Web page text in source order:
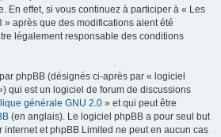
En effet, si vous continuez à participer à « Les
après que des modifications aient été
légalement responsable des conditions
phpBB (désignés ci-après par « logiciel
qui est un logiciel de forum de discussions
générale GNU 2.0 » et qui peut être
(en anglais). Le logiciel phpBB a pour seul but
et phpBB Limited ne peut en aucun cas